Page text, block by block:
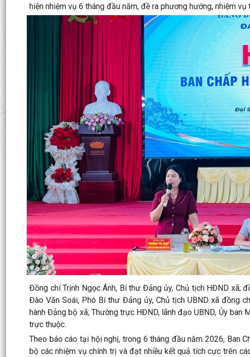
hiện nhiệm vụ 6 tháng đầu năm, đề ra phương hướng, nhiệm
Đồng chí Trịnh Ngọc Ánh, Bí thư Đảng ủy, Chủ tịch HĐND xã;
Đào Văn Soái, Phó Bí thư Đảng ủy, Chủ tịch UBND xã đồng
hành Đảng bộ xã; Thường trực HĐND, lãnh đạo UBND, Ủy ban
trực thuộc.
Theo báo cáo tại hội nghị, trong 6 tháng đầu năm 2026, Ban
bộ các nhiệm vụ chính trị và đạt nhiều kết quả tích cực trên